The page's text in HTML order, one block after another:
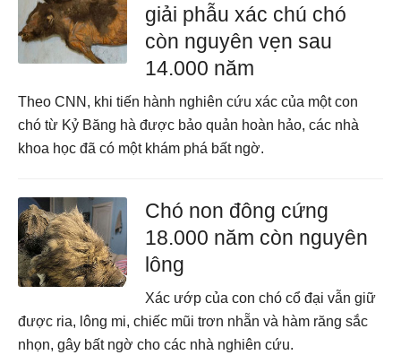
giải phẫu xác chú chó
còn nguyên vẹn sau
14.000 năm
Theo CNN, khi tiến hành nghiên cứu xác của một con
chó từ Kỷ Băng hà được bảo quản hoàn hảo, các nhà
khoa học đã có một khám phá bất ngờ.
Chó non đông cứng
18.000 năm còn nguyên
lông
Xác ướp của con chó cổ đại vẫn giữ
được ria, lông mi, chiếc mũi trơn nhẵn và hàm răng sắc
nhọn, gây bất ngờ cho các nhà nghiên cứu.